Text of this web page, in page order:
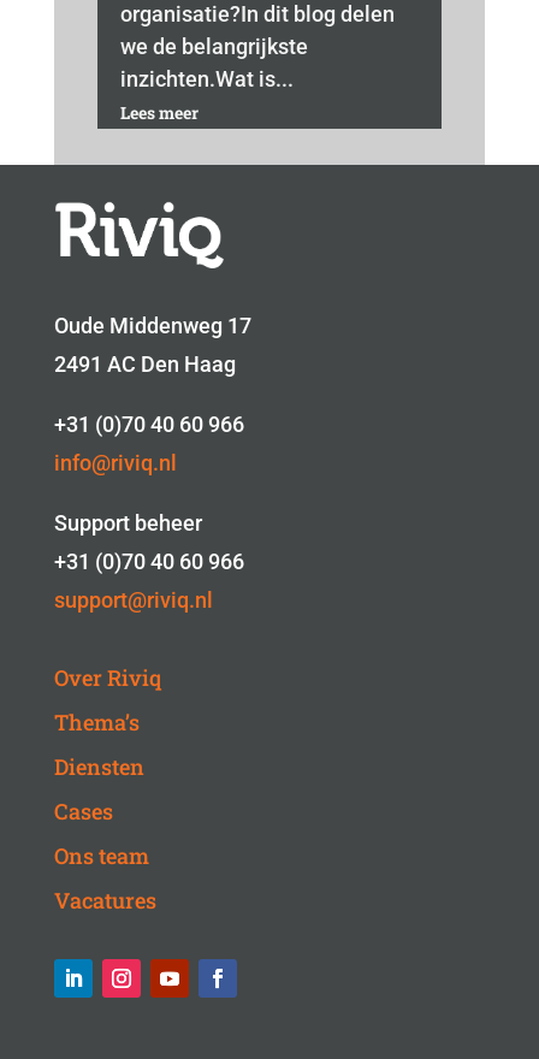
organisatie?In dit blog delen
we de belangrijkste
inzichten.Wat is...
Lees meer
Oude Middenweg 17
2491 AC Den Haag
+31 (0)70 40 60 966
info@riviq.nl
Support beheer
+31 (0)70 40 60 966
support@riviq.nl
Over Riviq
Thema’s
Diensten
Cases
Ons team
Vacatures